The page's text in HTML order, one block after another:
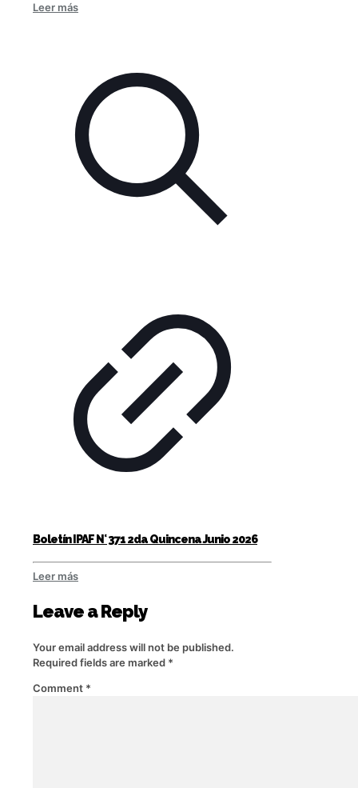
Leer más
Boletín IPAF N° 371 2da Quincena Junio 2026
Leer más
Leave a Reply
Your email address will not be published.
Required fields are marked *
Comment *